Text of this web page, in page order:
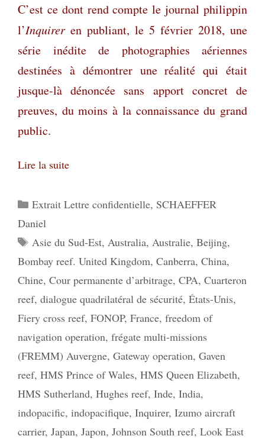
C’est ce dont rend compte le journal philippin
l’Inquirer en publiant, le 5 février 2018, une
série inédite de photographies aériennes
destinées à démontrer une réalité qui était
jusque-là dénoncée sans apport concret de
preuves, du moins à la connaissance du grand
public.
Lire la suite
Catégories
Extrait Lettre confidentielle, SCHAEFFER
Daniel
Étiquettes
Asie du Sud-Est, Australia, Australie, Beijing,
Bombay reef. United Kingdom, Canberra, China,
Chine, Cour permanente d’arbitrage, CPA, Cuarteron
reef, dialogue quadrilatéral de sécurité, États-Unis,
Fiery cross reef, FONOP, France, freedom of
navigation operation, frégate multi-missions
(FREMM) Auvergne, Gateway operation, Gaven
reef, HMS Prince of Wales, HMS Queen Elizabeth,
HMS Sutherland, Hughes reef, Inde, India,
indopacific, indopacifique, Inquirer, Izumo aircraft
carrier, Japan, Japon, Johnson South reef, Look East